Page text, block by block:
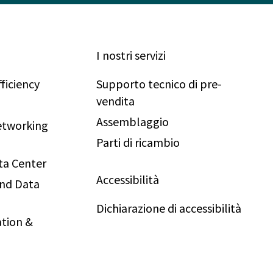
Center
Data
&
I nostri servizi
Supporto tecnico di pre-
vendita
Assemblaggio
Parti di ricambio
Accessibilità
Dichiarazione di accessibilità